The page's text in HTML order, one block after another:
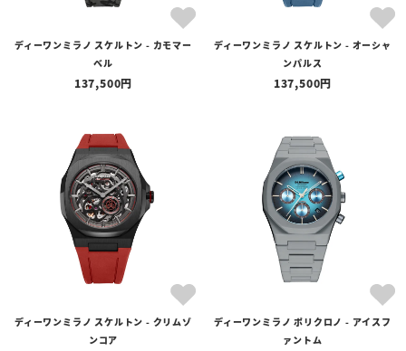
ディーワンミラノ スケルトン - カモマー
ベル
137,500
ディーワンミラノ スケルトン - オーシャ
ンパルス
137,500
ディーワンミラノ スケルトン - クリムゾ
ンコア
ディーワンミラノ ポリクロノ - アイスフ
ァントム